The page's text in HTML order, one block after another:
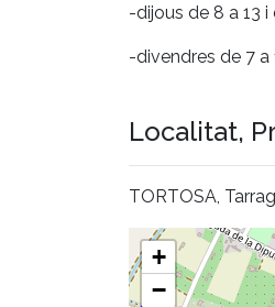
-dijous de 8 a 13 i
-divendres de 7 a
Localitat,
TORTOSA,
+
−